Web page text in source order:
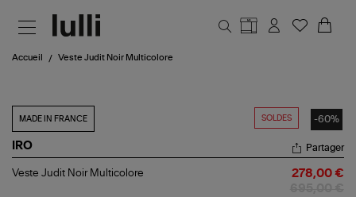
Accueil Veste Judit Noir Multicolore
SOLDES -60%
MADE IN FRANCE
IRO
Veste
Partager
Veste Judit Noir Multicolore 278,00 €